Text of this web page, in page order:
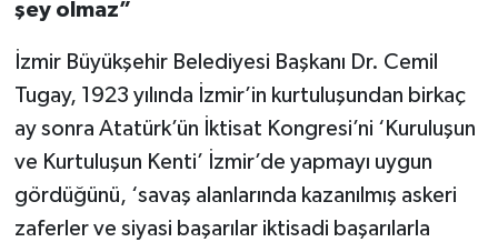
şey olmaz”
İzmir Büyükşehir Belediyesi Başkanı Dr. Cemil
Tugay, 1923 yılında İzmir’in kurtuluşundan birkaç
ay sonra Atatürk’ün İktisat Kongresi’ni ‘Kuruluşun
ve Kurtuluşun Kenti’ İzmir’de yapmayı uygun
gördüğünü, ‘savaş alanlarında kazanılmış askeri
zaferler ve siyasi başarılar iktisadi başarılarla